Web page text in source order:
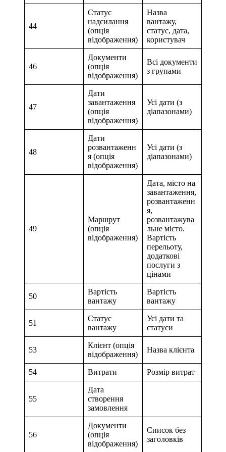
44
Статус
надсилання
(опція
відображення)
Назва
вантажу,
статус, дата,
користувач
46
Документи
(опція
відображення)
Всі документи
з групами
47
Дати
завантаження
(опція
відображення)
Усі дати (з
діапазонами)
48
Дати
розвантаженн
я (опція
відображення)
Усі дати (з
діапазонами)
49
Маршрут
(опція
відображення)
Дата, місто на
завантаження,
розвантаженн
я,
розвантажува
льне місто.
Вартість
перельоту,
додаткові
послуги з
цінами
50
Вартість
вантажу
Вартість
вантажу
51
Статус
вантажу
Усі дати та
статуси
53
Клієнт (опція
відображення)
Назва клієнта
54 Витрати Розмір витрат
55
Дата
створення
замовлення
56
Документи
(опція
відображення)
Список без
заголовків